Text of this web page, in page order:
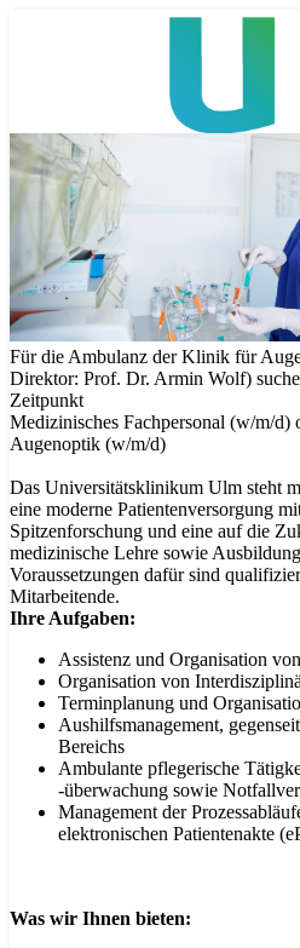
Für die Ambulanz der Klinik für
Direktor: Prof. Dr. Armin Wolf)
Zeitpunkt
Medizinisches Fachpersonal (w/m/d)
Augenoptik (w/m/d)
Das Universitätsklinikum Ulm steht
eine moderne Patientenversorgung
Spitzenforschung und eine auf die
medizinische Lehre sowie
Voraussetzungen dafür sind
Mitarbeitende.
Ihre Aufgaben:
Assistenz und Organisation
Organisation von
Terminplanung und
Aushilfsmanagement,
Bereichs
Ambulante pflegerische
-überwachung sowie
Management der
elektronischen Patientenakte
Was wir Ihnen bieten: